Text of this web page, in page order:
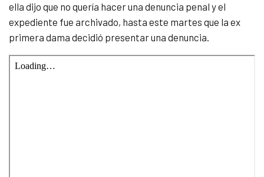
ella dijo que no quería hacer una denuncia penal y el
expediente fue archivado, hasta este martes que la ex
primera dama decidió presentar una denuncia.